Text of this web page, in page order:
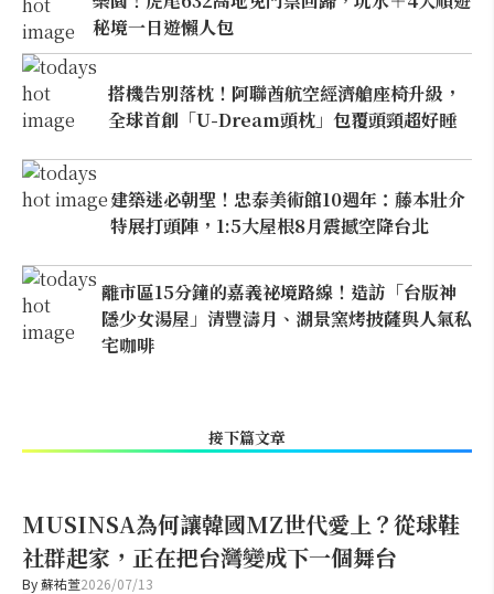
秘境一日遊懶人包
搭機告別落枕！阿聯酋航空經濟艙座椅升級，
全球首創「U-Dream頭枕」包覆頭頸超好睡
建築迷必朝聖！忠泰美術館10週年：藤本壯介
特展打頭陣，1:5大屋根8月震撼空降台北
離市區15分鐘的嘉義祕境路線！造訪「台版神
隱少女湯屋」清豐濤月、湖景窯烤披薩與人氣私
宅咖啡
接下篇文章
MUSINSA為何讓韓國MZ世代愛上？從球鞋
社群起家，正在把台灣變成下一個舞台
By蘇祐萱2026/07/13